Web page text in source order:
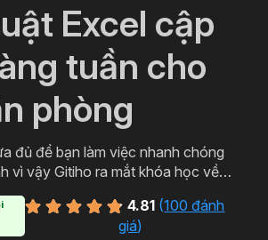
Excel cập
tuần cho
phòng
đủ để bạn làm việc nhanh chóng
vì vậy Gitiho ra mắt khóa học về
tin thao tác về những hàm, công cụ
dụng để giải quyết công việc một
4.81 (100 đánh
giá)